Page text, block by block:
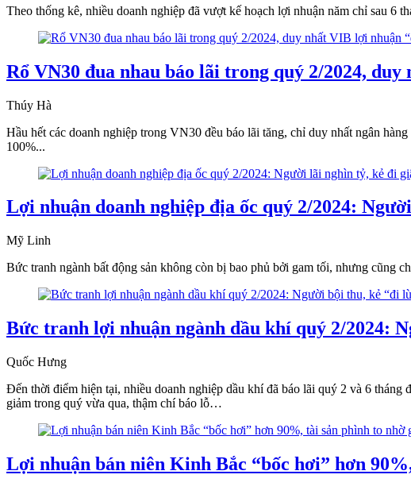
Theo thống kê, nhiều doanh nghiệp đã vượt kế hoạch lợi nhuận năm chỉ sau
Rổ VN30 đua nhau báo lãi trong quý 2/2024,
Thúy Hà
Hầu hết các doanh nghiệp trong VN30 đều báo lãi tăng, chỉ duy nhất ngân
100%...
Lợi nhuận doanh nghiệp địa ốc quý 2/2024:
Mỹ Linh
Bức tranh ngành bất động sản không còn bị bao phủ bởi gam tối, nhưng cũng
Bức tranh lợi nhuận ngành dầu khí quý 2/2024:
Quốc Hưng
Đến thời điểm hiện tại, nhiều doanh nghiệp dầu khí đã báo lãi quý 2 và 6
giảm trong quý vừa qua, thậm chí báo lỗ…
Lợi nhuận bán niên Kinh Bắc “bốc hơi” hơn